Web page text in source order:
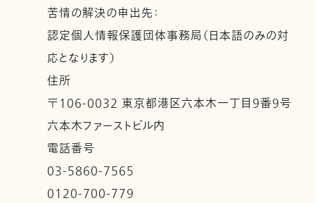
苦情の解決の申出先：
認定個人情報保護団体事務局（日本語のみの対
応となります）
住所
〒106-0032 東京都港区六本木一丁目９番９号
六本木ファーストビル内
電話番号
03-5860-7565
0120-700-779